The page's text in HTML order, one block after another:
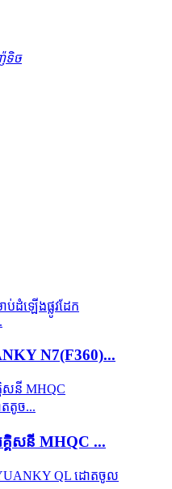
ទិច
N7(F360)...
គិសនី MHQC ...